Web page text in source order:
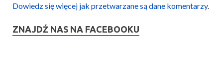
Dowiedz się więcej jak przetwarzane są dane komentarzy.
ZNAJDŹ NAS NA FACEBOOKU